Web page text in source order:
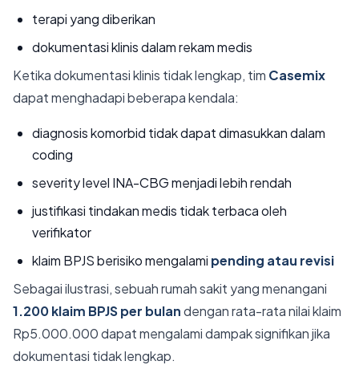
terapi yang diberikan
dokumentasi klinis dalam rekam medis
Ketika dokumentasi klinis tidak lengkap, tim Casemix
dapat menghadapi beberapa kendala:
diagnosis komorbid tidak dapat dimasukkan dalam
coding
severity level INA-CBG menjadi lebih rendah
justifikasi tindakan medis tidak terbaca oleh
verifikator
klaim BPJS berisiko mengalami pending atau revisi
Sebagai ilustrasi, sebuah rumah sakit yang menangani
1.200 klaim BPJS per bulandengan rata-rata nilai klaim
Rp5.000.000 dapat mengalami dampak signifikan jika
dokumentasi tidak lengkap.